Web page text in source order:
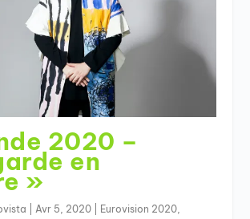
2020 –
en
»
Avr 5, 2020 Eurovision 2020